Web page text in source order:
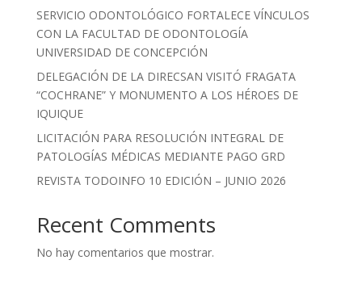
SERVICIO ODONTOLÓGICO FORTALECE VÍNCULOS
CON LA FACULTAD DE ODONTOLOGÍA
UNIVERSIDAD DE CONCEPCIÓN
DELEGACIÓN DE LA DIRECSAN VISITÓ FRAGATA
“COCHRANE” Y MONUMENTO A LOS HÉROES DE
IQUIQUE
LICITACIÓN PARA RESOLUCIÓN INTEGRAL DE
PATOLOGÍAS MÉDICAS MEDIANTE PAGO GRD
REVISTA TODOINFO 10 EDICIÓN – JUNIO 2026
Recent Comments
No hay comentarios que mostrar.